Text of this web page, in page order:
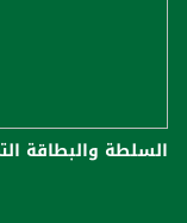
السلطة والبطاقة